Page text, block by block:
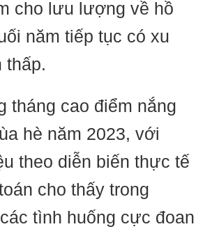
cho lưu lượng về hồ
năm tiếp tục có xu
thấp.
tháng cao điểm nắng
hè năm 2023, với
theo diễn biến thực tế
cho thấy trong
tình huống cực đoan